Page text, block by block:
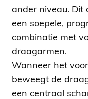
ander niveau. Dit
een soepele,
combinatie met
draagarmen.
Wanneer het
beweegt de
een centraal